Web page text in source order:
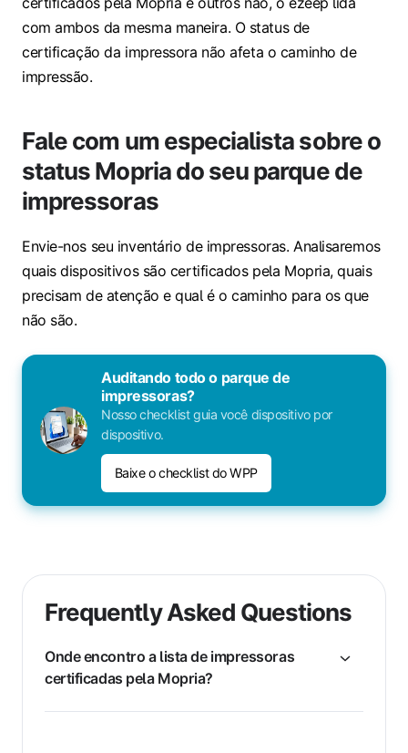
com ambos da mesma maneira. O status de
certificação da impressora não afeta o caminho de
impressão.
Fale com um especialista sobre o
status Mopria do seu parque de
impressoras
Envie-nos seu inventário de impressoras. Analisaremos
quais dispositivos são certificados pela Mopria, quais
precisam de atenção e qual é o caminho para os que
não são.
Auditando todo o parque de
impressoras?
Nosso checklist guia você dispositivo por
dispositivo.
Baixe o checklist do WPP
Frequently Asked Questions
Onde encontro a lista de impressoras
certificadas pela Mopria?